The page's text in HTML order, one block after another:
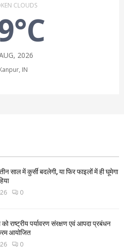
CLOUDS
2026
IN
साल में कुर्सी बदलेगी, या फिर फाइलों में ही घूमेगा
0
राष्ट्रीय पर्यावरण संरक्षण एवं आपदा प्रबंधन
आयोजित
0